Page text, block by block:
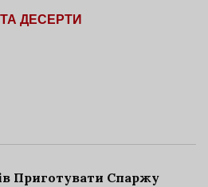
ДЕСЕРТИ
Приготувати Спаржу